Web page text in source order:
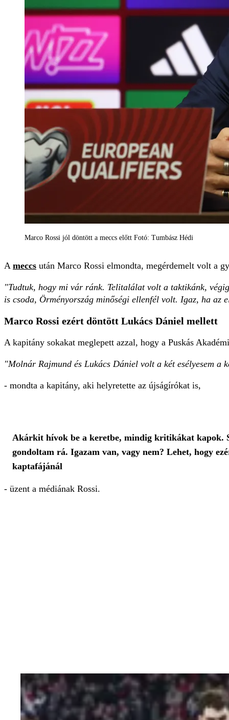
Marco Rossi jól döntött a meccs előtt Fotó: Tumbász Hédi
A meccs után Marco Rossi elmondta, megérdemelt volt a
"Tudtuk, hogy mi vár ránk. Telitalálat volt a taktikánk,
is csoda, Örményország minőségi ellenfél volt. Igaz, ha az
Marco Rossi ezért döntött Lukács Dániel mellett
A kapitány sokakat meglepett azzal, hogy a Puskás
"Molnár Rajmund és Lukács Dániel volt a két esélyesem a
- mondta a kapitány, aki helyretette az újságírókat is,
Akárkit hívok be a keretbe, mindig kritikákat kapok.
gondoltam rá. Igazam van, vagy nem? Lehet, hogy
kaptafájánál
- üzent a médiának Rossi.